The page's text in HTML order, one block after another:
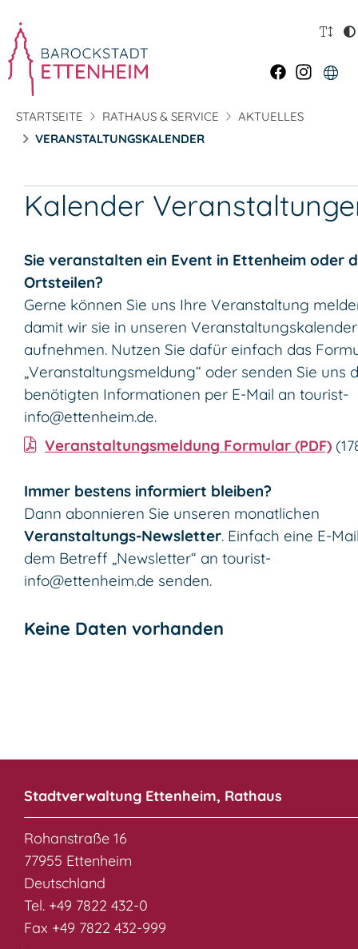
STARTSEITE RATHAUS & SERVICE
AKTUELLES
VERANSTALTUNGSKALENDER
Kalender
Sie veranstalten ein Event in Ettenheim oder
Ortsteilen?
Gerne können Sie uns Ihre Veranstaltung
damit wir sie in unseren Veranstaltungskalender
aufnehmen. Nutzen Sie dafür einfach das
„Veranstaltungsmeldung“ oder senden Sie uns
benötigten Informationen per E-Mail an tourist-
info@ettenheim.de.
Veranstaltungsmeldung Formular (PDF)
Immer bestens informiert bleiben?
Dann abonnieren Sie unseren monatlichen
Veranstaltungs-Newsletter. Einfach eine E-
dem Betreff „Newsletter“ an tourist-
info@ettenheim.de senden.
Keine Daten vorhanden
Stadtverwaltung Ettenheim, Rathaus
Rohanstraße 16
77955 Ettenheim
Deutschland
Tel. +49 7822 432-0
Fax +49 7822 432-999